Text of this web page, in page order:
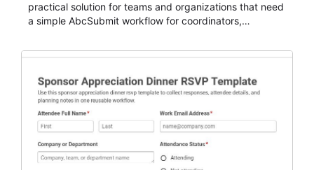
practical solution for teams and organizations that need
a simple AbcSubmit workflow for coordinators,